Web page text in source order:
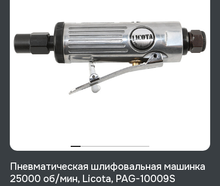
Пневматическая шлифовальная машинка
25000 об/мин, Licota, PAG-10009S